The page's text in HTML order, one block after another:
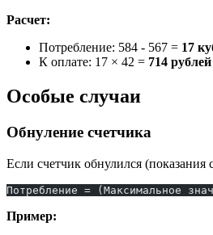
Расчет:
Потребление: 584 - 567 = 17
К оплате: 17 × 42 = 714 рублей
Особые случаи
Обнуление счетчика
Если счетчик обнулился
Потребление = (Максимальное
Пример: